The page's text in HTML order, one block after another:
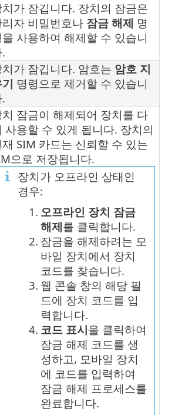
치가 잠깁니다. 장치의 잠금은
리자 비밀번호나 잠금 해제 명
을 사용하여 해제할 수 있습니
치가 잠깁니다. 암호는 암호 지
명령으로 제거할 수 있습니
치 잠금이 해제되어 장치를 다
사용할 수 있게 됩니다. 장치의
재 SIM 카드는 신뢰할 수 있는
으로 저장됩니다.
장치가 오프라인 상태인
경우:
1. 오프라인 장치 잠금
해제를 클릭합니다.
2. 잠금을 해제하려는 모
바일 장치에서 장치
코드를 찾습니다.
3. 웹 콘솔 창의 해당 필
드에 장치 코드를 입
력합니다.
4. 코드 표시을 클릭하여
잠금 해제 코드를 생
성하고, 모바일 장치
에 코드를 입력하여
잠금 해제 프로세스를
완료합니다.